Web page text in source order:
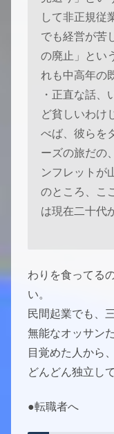
して非正規従
でも経営が苦
の廃止」とい
れも中高年の
・正直な話、
ど貧しいわけ
べば、彼らを
ーズの旅だの
ンフレットが
のところ、こ
は現在二十代
わりを食ってる
い。
民間起業でも、
無能なオッサン
目覚めた人から、
どんどん独立し
●転職者へ